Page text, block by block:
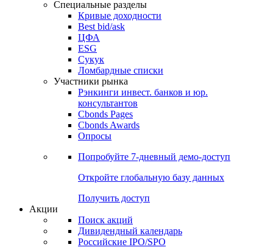
Специальные разделы
Кривые доходности
Best bid/ask
ЦФА
ESG
Сукук
Ломбардные списки
Участники рынка
Рэнкинги инвест. банков и юр.
консультантов
Cbonds Pages
Cbonds Awards
Опросы
Попробуйте 7-дневный демо-доступ
Откройте глобальную базу данных
Получить доступ
Акции
Поиск акций
Дивидендный календарь
Российские IPO/SPO